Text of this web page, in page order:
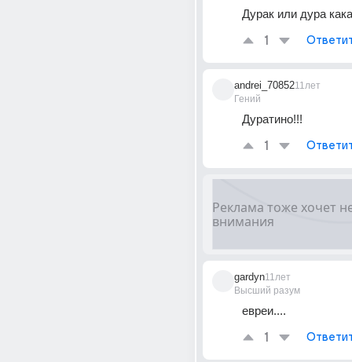
Дурак или дура
1
andrei_70852
Гений
11лет
Дуратино!!!
1
gardyn
Высший разум
11лет
евреи....
1